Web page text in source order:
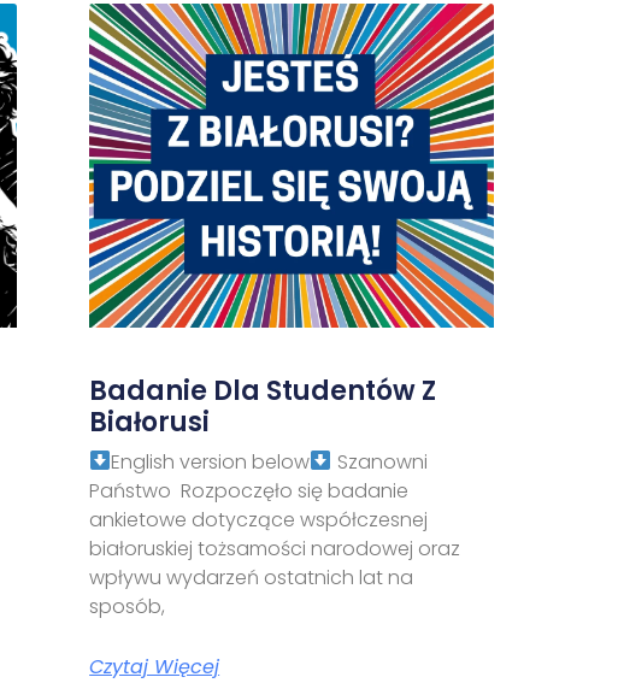
Badanie Dla Studentów Z
Białorusi
English version below
Szanowni
Państwo Rozpoczęło się badanie
ankietowe dotyczące współczesnej
białoruskiej tożsamości narodowej oraz
wpływu wydarzeń ostatnich lat na
sposób,
Czytaj Więcej